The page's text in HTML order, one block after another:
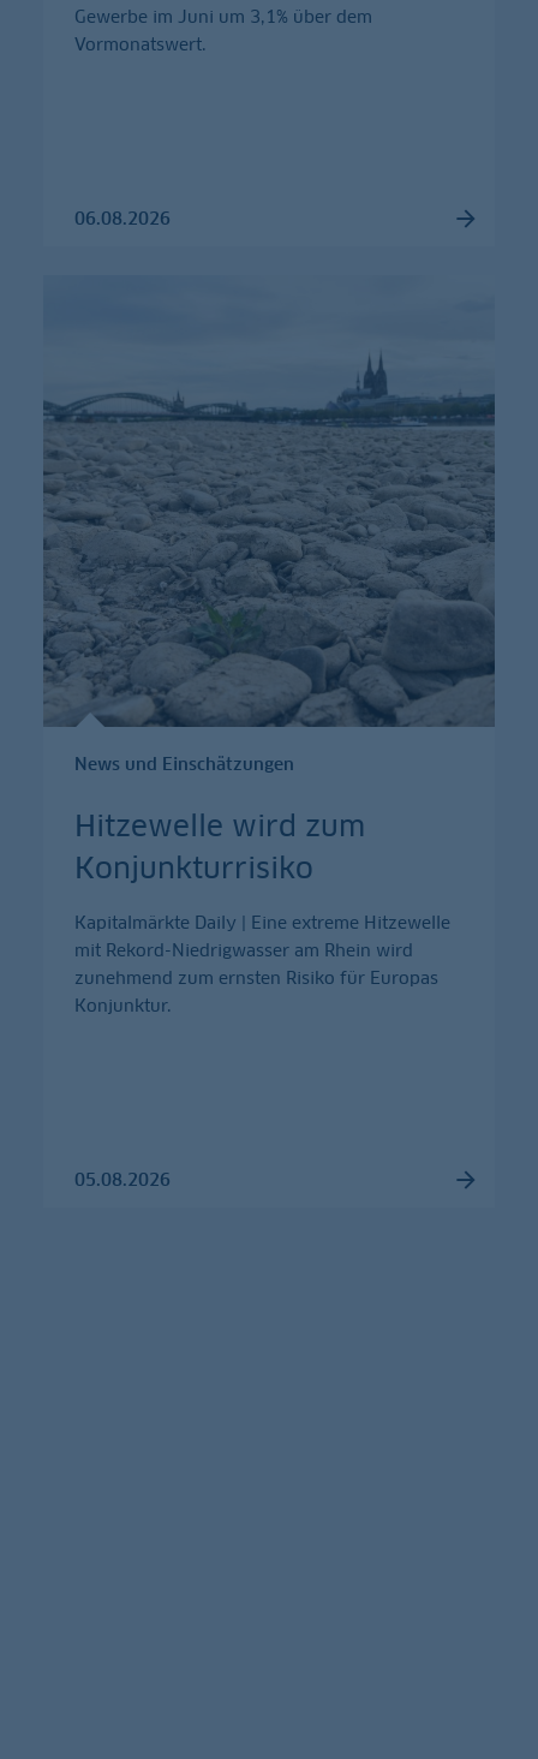
Gewerbe im Juni um 3,1% über dem
Vormonatswert.
06.08.2026
News und Einschätzungen
Hitzewelle wird zum
Konjunkturrisiko
Kapitalmärkte Daily | Eine extreme Hitzewelle
mit Rekord-Niedrigwasser am Rhein wird
zunehmend zum ernsten Risiko für Europas
Konjunktur.
05.08.2026